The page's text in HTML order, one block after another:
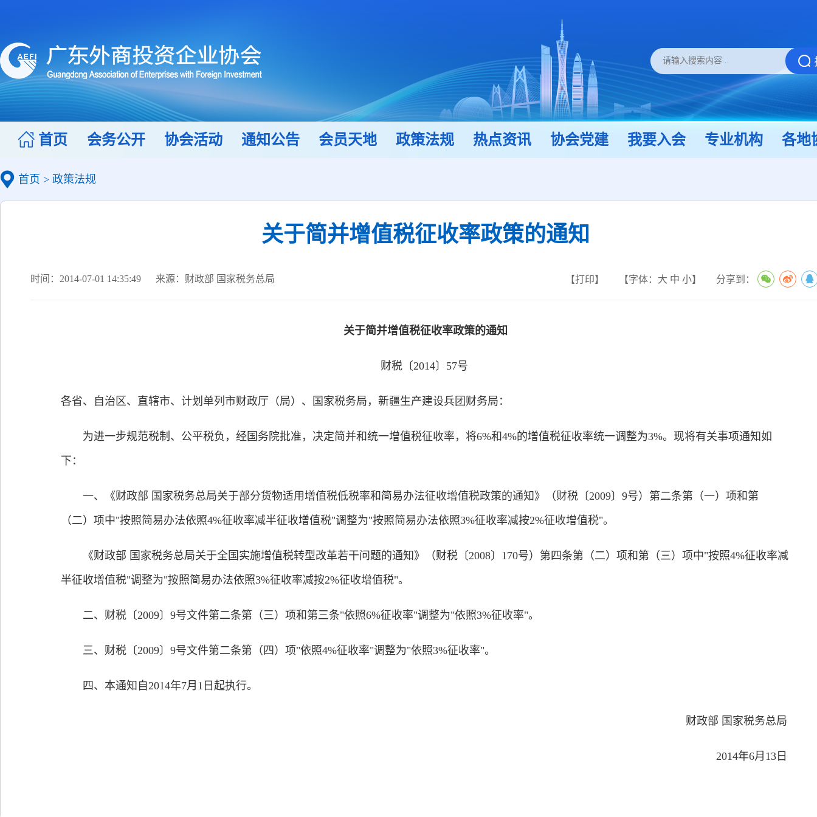
首页 会务公开 协会活动 通知公告 会员天地 政策法规 热点资讯 协会党建 我要入会 专业机构 各地
首页 > 政策法规
关于简并增值税征收率政策的通知
时间：2014-07-01 14:35:49 来源：财政部 国家税务总局 【打印】 【字体： 大 中 小】 分享到：
关于简并增值税征收率政策的通知
财税〔2014〕57号
各省、自治区、直辖市、计划单列市财政厅（局）、国家税务局，新疆生产建设兵团财务局：
为进一步规范税制、公平税负，经国务院批准，决定简并和统一增值税征收率，将6%和4%的增值税征收率统一调整为3%。现将有关事项通知如
下：
一、《财政部 国家税务总局关于部分货物适用增值税低税率和简易办法征收增值税政策的通知》（财税〔2009〕9号）第二条第（一）项和第
（二）项中"按照简易办法依照4%征收率减半征收增值税"调整为"按照简易办法依照3%征收率减按2%征收增值税"。
《财政部 国家税务总局关于全国实施增值税转型改革若干问题的通知》（财税〔2008〕170号）第四条第（二）项和第（三）项中"按照4%征收率减
半征收增值税"调整为"按照简易办法依照3%征收率减按2%征收增值税"。
二、财税〔2009〕9号文件第二条第（三）项和第三条"依照6%征收率"调整为"依照3%征收率"。
三、财税〔2009〕9号文件第二条第（四）项"依照4%征收率"调整为"依照3%征收率"。
四、本通知自2014年7月1日起执行。
财政部 国家税务总局
2014年6月13日